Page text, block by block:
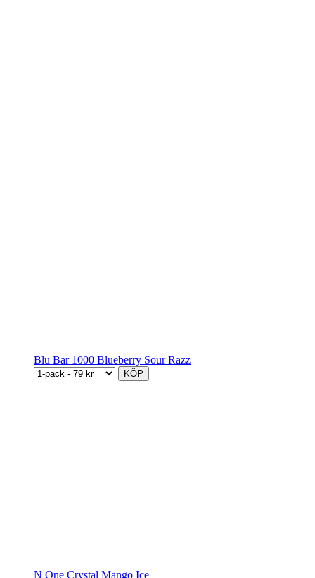
Blu Bar 1000 Blueberry Sour Razz
KÖP
N One Crystal Mango Ice